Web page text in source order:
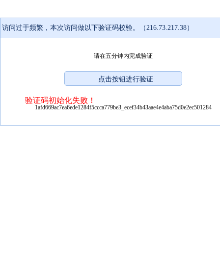
访问过于频繁，本次访问做以下验证码校验。（216.73.217.38）
请在五分钟内完成验证
验证码初始化失败！
1afd669ac7ea6ede1284f5ccca779be3_ecef34b43aae4e4aba75d0e2ec501284